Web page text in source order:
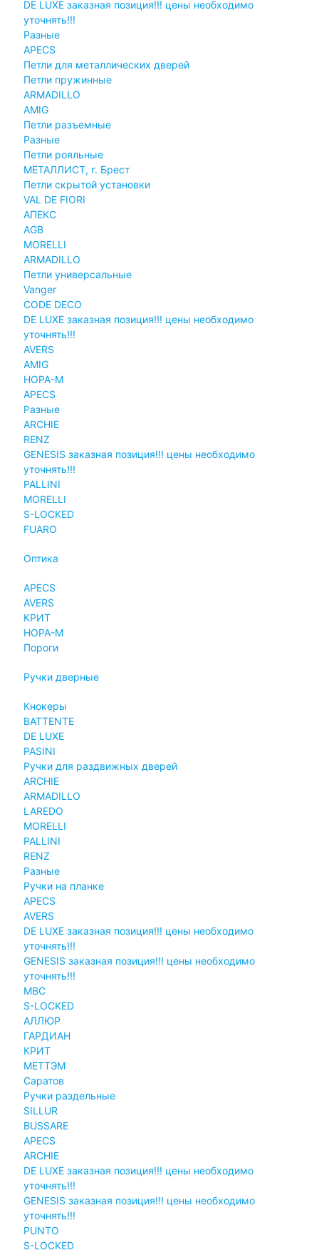
DE LUXE заказная позиция!!! цены необходимо
уточнять!!!
Разные
APECS
Петли для металлических дверей
Петли пружинные
ARMADILLO
AMIG
Петли разъемные
Разные
Петли рояльные
МЕТАЛЛИСТ, г. Брест
Петли скрытой установки
VAL DE FIORI
АПЕКС
AGB
MORELLI
ARMADILLO
Петли универсальные
Vanger
CODE DECO
DE LUXE заказная позиция!!! цены необходимо
уточнять!!!
AVERS
AMIG
НОРА-М
APECS
Разные
ARCHIE
RENZ
GENESIS заказная позиция!!! цены необходимо
уточнять!!!
PALLINI
MORELLI
S-LOCKED
FUARO
Оптика
APECS
AVERS
КРИТ
НОРА-М
Пороги
Ручки дверные
Кнокеры
BATTENTE
DE LUXE
PASINI
Ручки для раздвижных дверей
ARCHIE
ARMADILLO
LAREDO
MORELLI
PALLINI
RENZ
Разные
Ручки на планке
APECS
AVERS
DE LUXE заказная позиция!!! цены необходимо
уточнять!!!
GENESIS заказная позиция!!! цены необходимо
уточнять!!!
MBC
S-LOCKED
АЛЛЮР
ГАРДИАН
КРИТ
МЕТТЭМ
Саратов
Ручки раздельные
SILLUR
BUSSARE
APECS
ARCHIE
DE LUXE заказная позиция!!! цены необходимо
уточнять!!!
GENESIS заказная позиция!!! цены необходимо
уточнять!!!
PUNTO
S-LOCKED